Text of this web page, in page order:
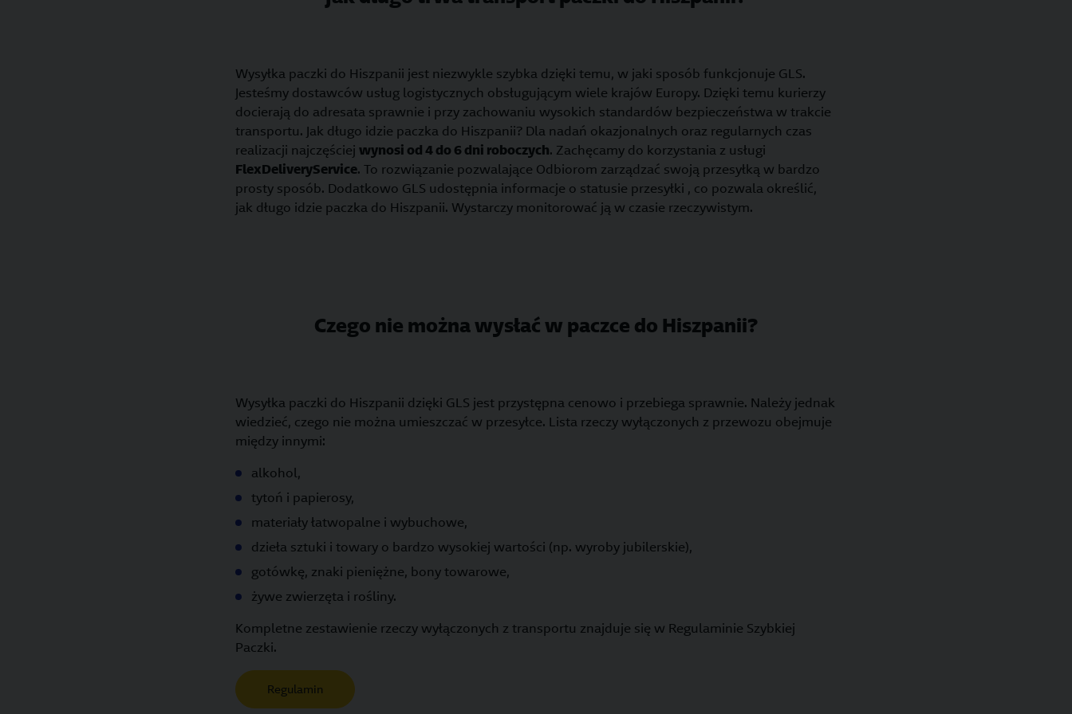
Wysyłka paczki do Hiszpanii jest niezwykle szybka dzięki temu, w jaki sposób funkcjonuje GLS.
Jesteśmy dostawców usług logistycznych obsługującym wiele krajów Europy. Dzięki temu kurierzy
docierają do adresata sprawnie i przy zachowaniu wysokich standardów bezpieczeństwa w trakcie
transportu. Jak długo idzie paczka do Hiszpanii? Dla nadań okazjonalnych oraz regularnych czas
realizacji najczęściej wynosi od 4 do 6 dni roboczych. Zachęcamy do korzystania z usługi
FlexDeliveryService. To rozwiązanie pozwalające Odbiorom zarządzać swoją przesyłką w bardzo
prosty sposób. Dodatkowo GLS udostępnia informacje o statusie przesyłki , co pozwala określić,
jak długo idzie paczka do Hiszpanii. Wystarczy monitorować ją w czasie rzeczywistym.
Czego nie można wysłać w paczce do Hiszpanii?
Wysyłka paczki do Hiszpanii dzięki GLS jest przystępna cenowo i przebiega sprawnie. Należy jednak
wiedzieć, czego nie można umieszczać w przesyłce. Lista rzeczy wyłączonych z przewozu obejmuje
między innymi:
alkohol,
tytoń i papierosy,
materiały łatwopalne i wybuchowe,
dzieła sztuki i towary o bardzo wysokiej wartości (np. wyroby jubilerskie),
gotówkę, znaki pieniężne, bony towarowe,
żywe zwierzęta i rośliny.
Kompletne zestawienie rzeczy wyłączonych z transportu znajduje się w Regulaminie Szybkiej
Paczki.
Regulamin